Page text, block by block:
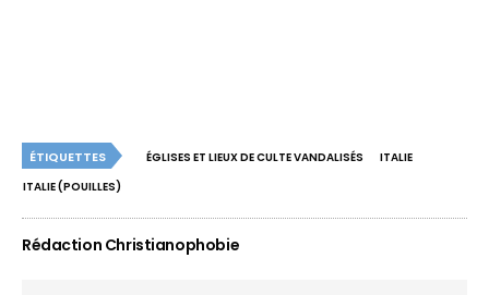
ÉTIQUETTES ÉGLISES ET LIEUX DE CULTE VANDALISÉS
ITALIE
ITALIE (POUILLES)
Rédaction Christianophobie